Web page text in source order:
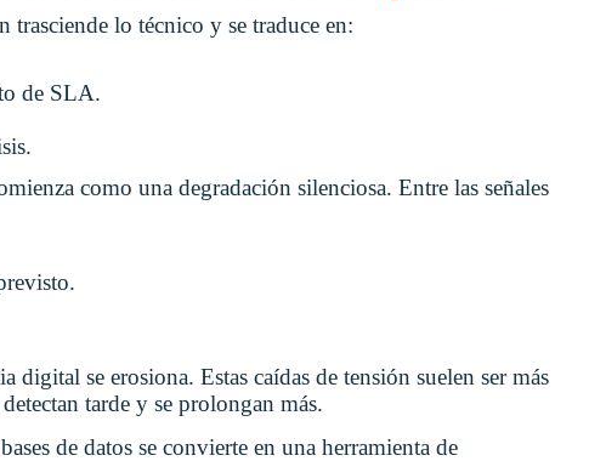
lo técnico y se traduce en:
de SLA.
como una degradación silenciosa. Entre las señales
digital se erosiona. Estas caídas de tensión suelen ser más
tarde y se prolongan más.
de datos se convierte en una herramienta de